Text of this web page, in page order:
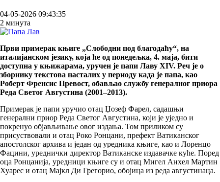
04-05-2026 09:43:35
2 минута
Први примерак књиге „Слободни под благодаћу“, на
италијанском језику, која ће од понедељка, 4. маја, бити
доступна у књижарама, уручен је папи Лаву XIV. Реч је о
зборнику текстова насталих у периоду када је папа, као
Роберт Френсис Превост, обављао службу генералног приора
Реда Светог Августина (2001–2013).
Примерак је папи уручио отац Џозеф Фарел, садашњи
генерални приор Реда Светог Августина, који је уједно и
покренуо објављивање овог издања. Том приликом су
присуствовали и отац Роко Ронцани, префект Ватиканског
апостолског архива и један од уредника књиге, као и Лоренцо
Фацини, уреднички директор Ватиканске издавачке куће. Поред
оца Ронцанија, уредници књиге су и отац Мигел Анхел Мартин
Хуарес и отац Мајкл Ди Грегорио, обојица из реда августинаца.